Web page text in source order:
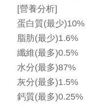
[營養分析]
蛋白質(最少)10%
脂肪(最少)1.6%
纖維(最多)0.5%
水分(最多)87%
灰分(最多)1.5%
鈣質(最多)0.25%